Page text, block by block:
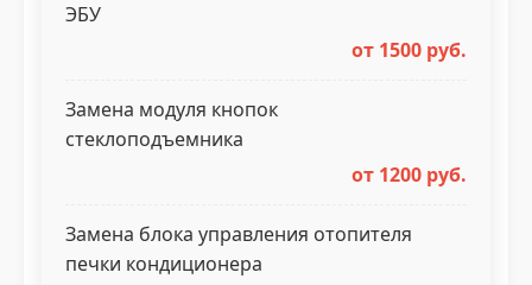
ЭБУ
от 1500 руб.
Замена модуля кнопок
стеклоподъемника
от 1200 руб.
Замена блока управления отопителя
печки кондиционера